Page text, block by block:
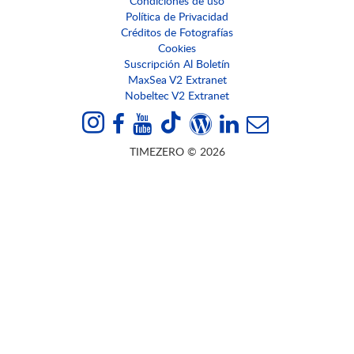
Política de Privacidad
Créditos de Fotografías
Cookies
Suscripción Al Boletín
MaxSea V2 Extranet
Nobeltec V2 Extranet
TIMEZERO © 2026